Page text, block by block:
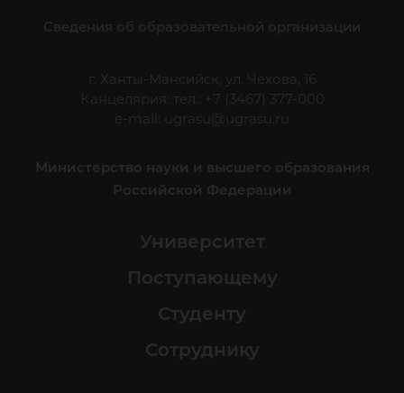
Сведения об образовательной организации
г. Ханты-Мансийск, ул. Чехова, 16
Канцелярия: тел.: +7 (3467) 377-000
e-mail:
ugrasu@ugrasu.ru
Министерство науки и высшего образования
Российской Федерации
Университет
Поступающему
Студенту
Сотруднику